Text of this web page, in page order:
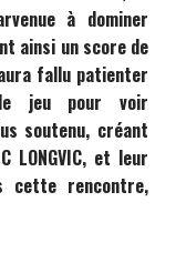
à dominer
ainsi un score de
fallu patienter
jeu pour voir
soutenu, créant
LONGVIC, et leur
cette rencontre,